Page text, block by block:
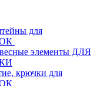
для
элементы ДЛЯ
крючки для